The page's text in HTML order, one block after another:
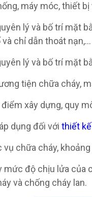
máy móc, thiết
lý và bố trí mặt
chỉ dẫn thoát nạn,...
lý và bố trí mặt
tiện chữa cháy,
điểm xây dựng, quy
dụng đối với thiết
vụ chữa cháy,
mức độ chịu lửa của
và chống cháy lan.